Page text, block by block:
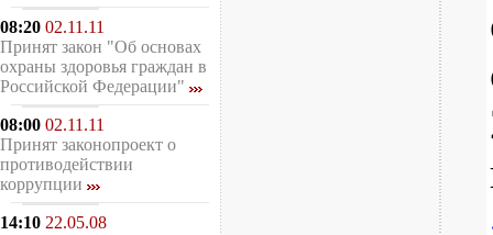
08:20 02.11.11
Принят закон "Об основах
охраны здоровья граждан в
Российской Федерации"
08:00 02.11.11
Принят законопроект о
противодействии
коррупции
14:10 22.05.08